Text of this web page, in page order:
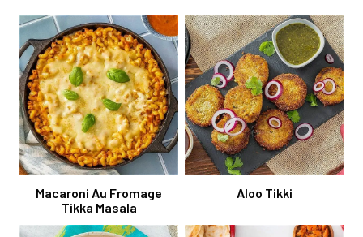
Macaroni Au Fromage
Tikka Masala
Aloo Tikki